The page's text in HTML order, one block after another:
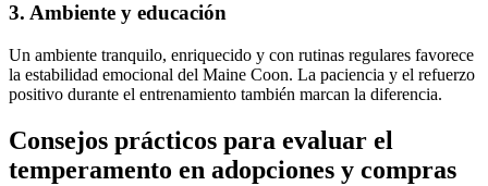
3. Ambiente y educación
Un ambiente tranquilo, enriquecido y con rutinas regulares favorece
la estabilidad emocional del Maine Coon. La paciencia y el refuerzo
positivo durante el entrenamiento también marcan la diferencia.
Consejos prácticos para evaluar el
temperamento en adopciones y compras